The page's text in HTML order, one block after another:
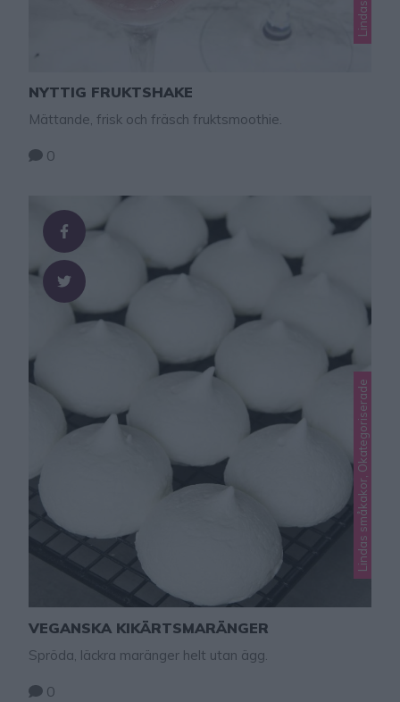
NYTTIG FRUKTSHAKE
Mättande, frisk och fräsch fruktsmoothie.
0
Lindas småkakor, Okategoriserade
VEGANSKA KIKÄRTSMARÄNGER
Spröda, läckra maränger helt utan ägg.
0